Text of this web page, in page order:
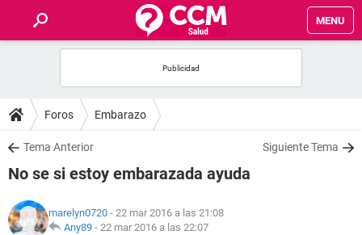
MENU
FOROS
SALUD
NUTRICIÓN
Foros Embarazo
Tema Anterior Siguiente Tema
No se si estoy embarazada ayuda
marelyn0720 - 22 mar 2016 a las 21:08
Any89 - 22 mar 2016 a las 22:07